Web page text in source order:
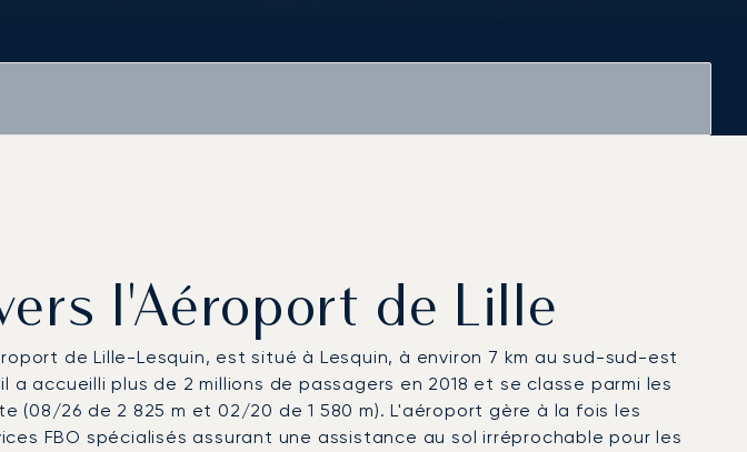
l'Aéroport de Lille
de Lille-Lesquin, est situé à Lesquin, à environ 7 km au sud-sud-est
accueilli plus de 2 millions de passagers en 2018 et se classe parmi les
26 de 2 825 m et 02/20 de 1 580 m). L'aéroport gère à la fois les
FBO spécialisés assurant une assistance au sol irréprochable pour les